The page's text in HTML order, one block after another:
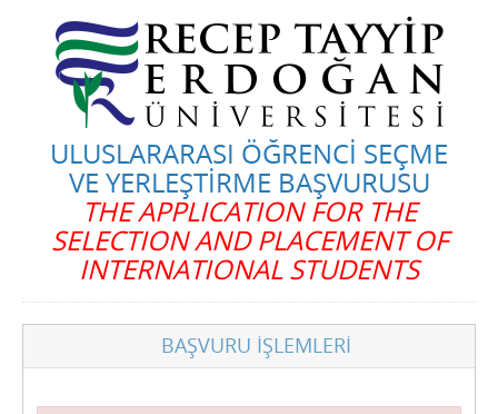
ULUSLARARASI ÖĞRENCİ SEÇME
VE YERLEŞTİRME BAŞVURUSU
THE APPLICATION FOR THE
SELECTION AND PLACEMENT OF
INTERNATIONAL STUDENTS
BAŞVURU İŞLEMLERİ